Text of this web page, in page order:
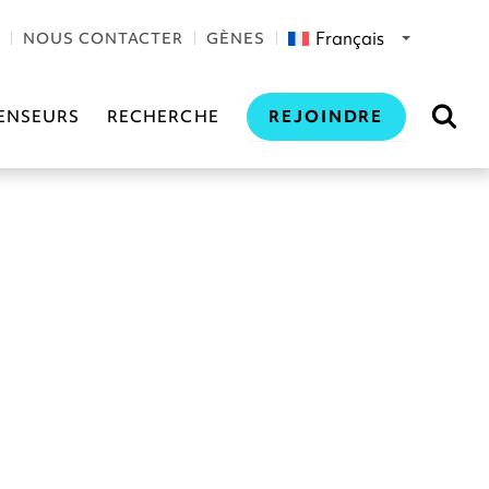
NOUS CONTACTER GÈNES Français
RECHERCHE REJOINDRE